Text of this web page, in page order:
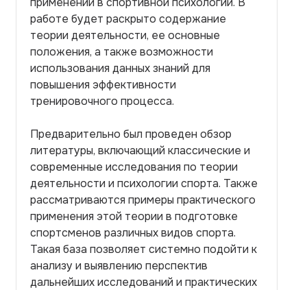
работе будет раскрыто содержание
теории деятельности, ее основные
положения, а также возможности
использования данных знаний для
повышения эффективности
тренировочного процесса.
Предварительно был проведен обзор
литературы, включающий классические и
современные исследования по теории
деятельности и психологии спорта. Также
рассматриваются примеры практического
применения этой теории в подготовке
спортсменов различных видов спорта.
Такая база позволяет системно подойти к
анализу и выявлению перспектив
дальнейших исследований и практических